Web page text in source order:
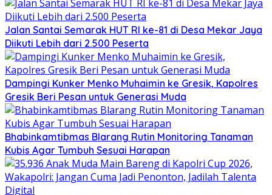
Jalan Santai Semarak HUT RI ke-81 di Desa Mekar Jaya
Diikuti Lebih dari 2.500 Peserta
Dampingi Kunker Menko Muhaimin ke Gresik, Kapolres
Gresik Beri Pesan untuk Generasi Muda
Bhabinkamtibmas Blarang Rutin Monitoring Tanaman
Kubis Agar Tumbuh Sesuai Harapan